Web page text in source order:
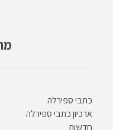
כתבי ספירלה
ארכיון כתבי ספירלה